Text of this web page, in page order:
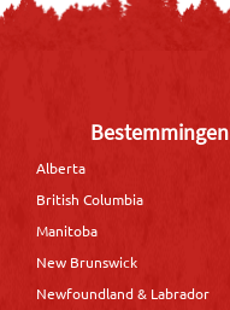
Bestemmingen
Alberta
British Columbia
Manitoba
New Brunswick
Newfoundland & Labrador